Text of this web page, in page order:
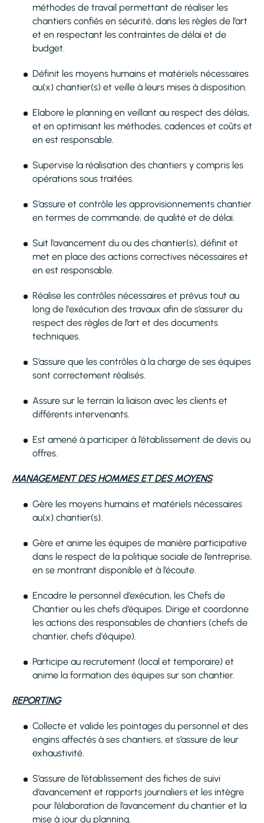
méthodes de travail permettant de réaliser les
chantiers confiés en sécurité, dans les règles de l’art
et en respectant les contraintes de délai et de
budget.
Définit les moyens humains et matériels nécessaires
au(x) chantier(s) et veille à leurs mises à disposition.
Elabore le planning en veillant au respect des délais,
et en optimisant les méthodes, cadences et coûts et
en est responsable.
Supervise la réalisation des chantiers y compris les
opérations sous traitées.
S’assure et contrôle les approvisionnements chantier
en termes de commande, de qualité et de délai.
Suit l’avancement du ou des chantier(s), définit et
met en place des actions correctives nécessaires et
en est responsable.
Réalise les contrôles nécessaires et prévus tout au
long de l'exécution des travaux afin de s’assurer du
respect des règles de l’art et des documents
techniques.
S’assure que les contrôles à la charge de ses équipes
sont correctement réalisés.
Assure sur le terrain la liaison avec les clients et
différents intervenants.
Est amené à participer à l’établissement de devis ou
offres.
MANAGEMENT DES HOMMES ET DES MOYENS
Gère les moyens humains et matériels nécessaires
au(x) chantier(s).
Gère et anime les équipes de manière participative
dans le respect de la politique sociale de l’entreprise,
en se montrant disponible et à l’écoute.
Encadre le personnel d’exécution, les Chefs de
Chantier ou les chefs d’équipes. Dirige et coordonne
les actions des responsables de chantiers (chefs de
chantier, chefs d'équipe).
Participe au recrutement (local et temporaire) et
anime la formation des équipes sur son chantier.
REPORTING
Collecte et valide les pointages du personnel et des
engins affectés à ses chantiers, et s’assure de leur
exhaustivité.
S’assure de l’établissement des fiches de suivi
d’avancement et rapports journaliers et les intègre
pour l’élaboration de l’avancement du chantier et la
mise à jour du planning.